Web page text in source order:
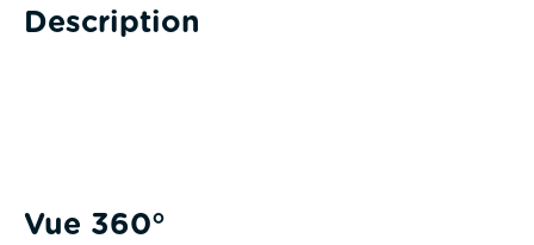
Description
Vue 360°